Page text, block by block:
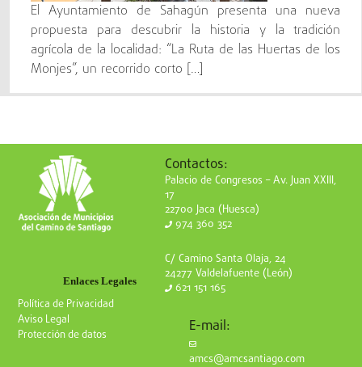
El Ayuntamiento de Sahagún presenta una nueva
propuesta para descubrir la historia y la tradición
agrícola de la localidad: “La Ruta de las Huertas de los
Monjes”, un recorrido corto […]
Enlaces Legales
Política de Privacidad
Aviso Legal
Protección de datos
Contactos:
Palacio de Congresos – Av. Juan XXIII,
17
22700 Jaca (Huesca)
974 360 352
C/ Camino Santa Olaja, 24
24277 Valdelafuente (León)
621 151 165
E-mail:
amcs@amcsantiago.com